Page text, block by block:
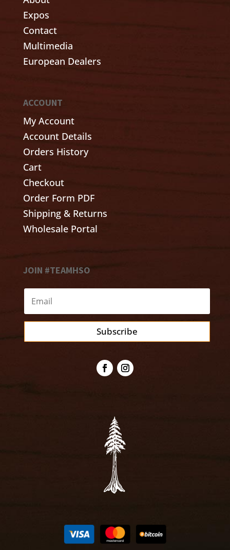
Expos
Contact
Multimedia
European Dealers
ACCOUNT
My Account
Account Details
Orders History
Cart
Checkout
Order Form PDF
Shipping & Returns
Wholesale Portal
JOIN #TEAMHSO
Subscribe